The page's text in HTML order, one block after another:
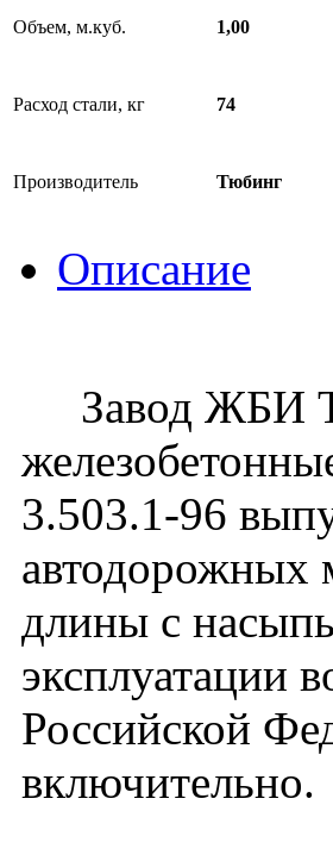
Объем, м.куб. 1,00
Расход стали, кг 74
Производитель Тюбинг
Описание
Завод ЖБИ
3.503.1-96
автодорожных
длины с
эксплуатации
Российской
включительно.